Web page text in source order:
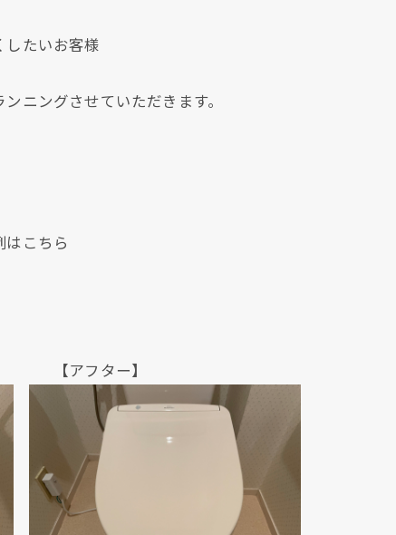
したいお客様
ニングさせていただきます。
こちら
フター】
クリックでチラシのページにジャンプします
クリックでチラシのページにジャンプします